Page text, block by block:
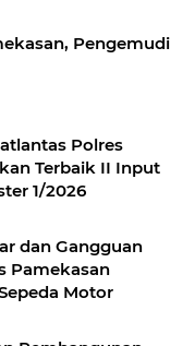
Pengemudi
Polres
Terbaik II Input
1/2026
dan Gangguan
Pamekasan
Motor